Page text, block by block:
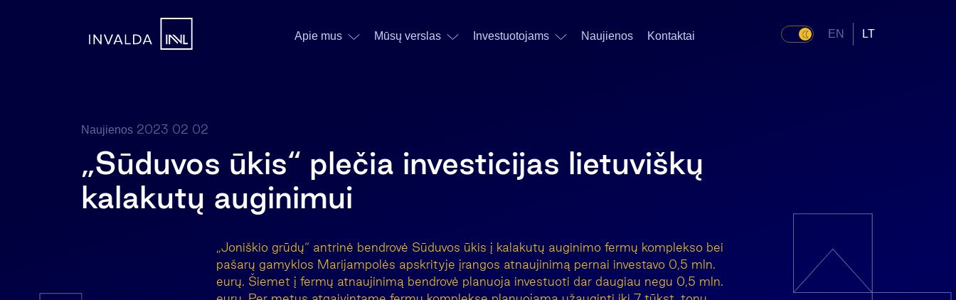
Apie mus Mūsų verslas Investuotojams Naujienos Kontaktai EN LT
Naujienos 2023 02 02
„Sūduvos ūkis“ plečia investicijas lietuviškų
kalakutų auginimui
„Joniškio grūdų“ antrinė bendrovė Sūduvos ūkis į kalakutų auginimo fermų komplekso bei
pašarų gamyklos Marijampolės apskrityje įrangos atnaujinimą pernai investavo 0,5 mln.
eurų. Šiemet į fermų atnaujinimą bendrovė planuoja investuoti dar daugiau negu 0,5 mln.